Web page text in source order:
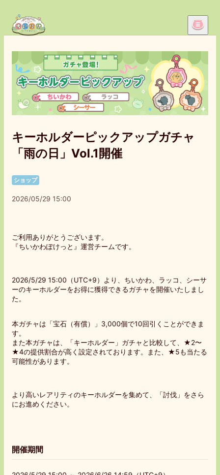
キーホルダーピックアップガチャ
「雨の日」Vol.1開催
ショップ
2026/05/29 15:00
ご利用ありがとうございます。
『ちいかわぽけっと』運営チームです。
2026/5/29 15:00（UTC+9）より、ちいかわ、ラッコ、シーサ
ーのキーホルダーをお得に獲得できるガチャを開催いたしまし
た。
本ガチャは「宝石（有償）」3,000個で10回引くことができま
す。
また本ガチャは、「キーホルダー」ガチャと比較して、★2〜
★4の提供割合が高く設定されております。また、★5も当たる
可能性があります。
より高いレアリティのキーホルダーを集めて、「討伐」をさら
にお進めください。
開催期間